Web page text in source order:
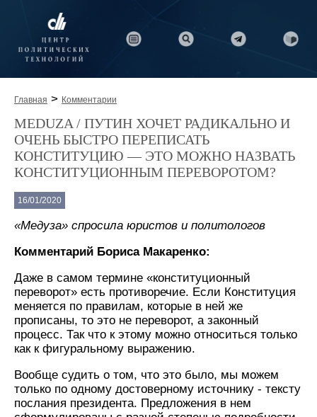
Главная > Комментарии
MEDUZA / ПУТИН ХОЧЕТ РАДИКАЛЬНО И
ОЧЕНЬ БЫСТРО ПЕРЕПИСАТЬ
КОНСТИТУЦИЮ — ЭТО МОЖНО НАЗВАТЬ
КОНСТИТУЦИОННЫМ ПЕРЕВОРОТОМ?
16/01/2020
«Медуза» спросила юристов и политологов
Комментарий Бориса Макаренко:
Даже в самом термине «конституционный
переворот» есть противоречие. Если Конституция
меняется по правилам, которые в ней же
прописаны, то это не переворот, а законный
процесс. Так что к этому можно относиться только
как к фигуральному выражению.
Вообще судить о том, что это было, мы можем
только по одному достоверному источнику - тексту
послания президента. Предложения в нем